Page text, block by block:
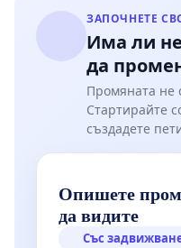
ЗАПОЧНЕТЕ
Има ли
да
Промяната не
Стартирайте
създадете
Опишете
да видите
Със